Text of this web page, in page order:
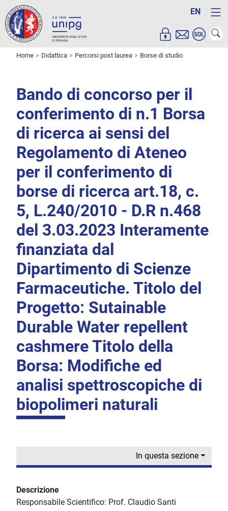
EN
Home Didattica Percorsi post laurea Borse di studio
Bando di concorso per il
conferimento di n.1 Borsa
di ricerca ai sensi del
Regolamento di Ateneo
per il conferimento di
borse di ricerca art.18, c.
5, L.240/2010 - D.R n.468
del 3.03.2023 Interamente
finanziata dal
Dipartimento di Scienze
Farmaceutiche. Titolo del
Progetto: Sutainable
Durable Water repellent
cashmere Titolo della
Borsa: Modifiche ed
analisi spettroscopiche di
biopolimeri naturali
In questa sezione
Descrizione
Responsabile Scientifico: Prof. Claudio Santi